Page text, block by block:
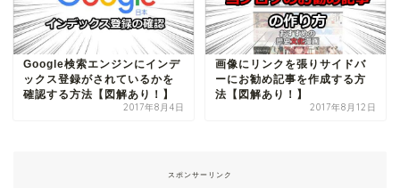
Google検索エンジンにインデ
ックス登録がされているかを
確認する方法【図解あり！】
2017年8月4日
画像にリンクを張りサイドバ
ーにお勧め記事を作成する方
法【図解あり！】
2017年8月12日
スポンサーリンク